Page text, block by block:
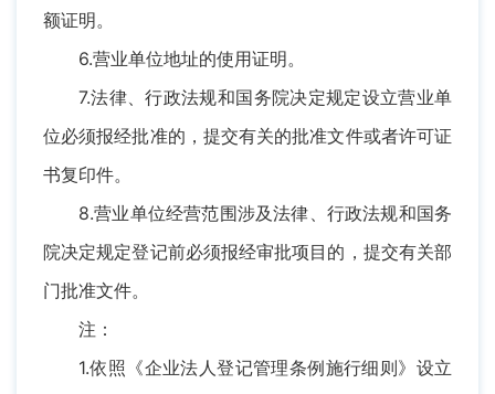
额证明。
6.营业单位地址的使用证明。
7.法律、行政法规和国务院决定规定设立营业单
位必须报经批准的，提交有关的批准文件或者许可证
书复印件。
8.营业单位经营范围涉及法律、行政法规和国务
院决定规定登记前必须报经审批项目的，提交有关部
门批准文件。
注：
1.依照《企业法人登记管理条例施行细则》设立